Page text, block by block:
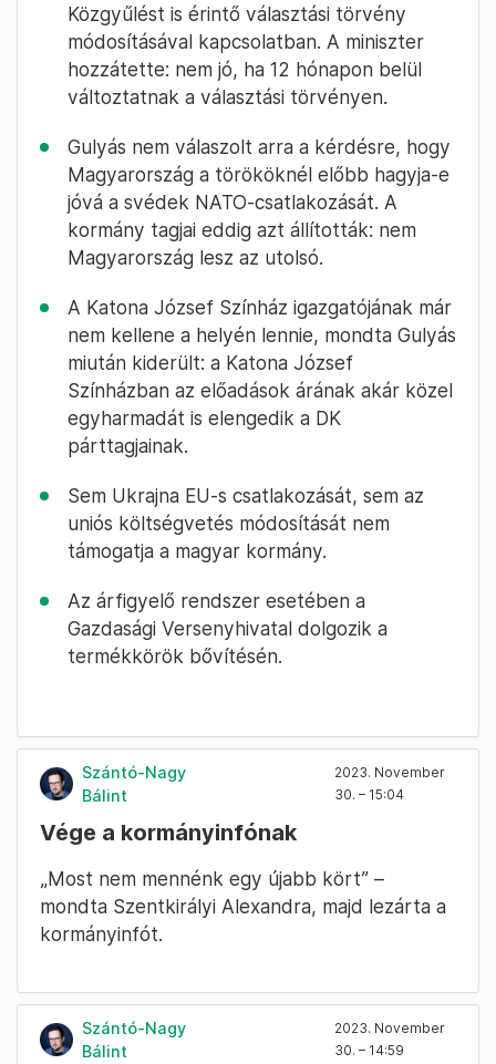
Közgyűlést is érintő választási törvény
módosításával kapcsolatban. A miniszter
hozzátette: nem jó, ha 12 hónapon belül
változtatnak a választási törvényen.
Gulyás nem válaszolt arra a kérdésre, hogy
Magyarország a törököknél előbb hagyja-e
jóvá a svédek NATO-csatlakozását. A
kormány tagjai eddig azt állították: nem
Magyarország lesz az utolsó.
A Katona József Színház igazgatójának már
nem kellene a helyén lennie, mondta Gulyás
miután kiderült: a Katona József
Színházban az előadások árának akár közel
egyharmadát is elengedik a DK
párttagjainak.
Sem Ukrajna EU-s csatlakozását, sem az
uniós költségvetés módosítását nem
támogatja a magyar kormány.
Az árfigyelő rendszer esetében a
Gazdasági Versenyhivatal dolgozik a
termékkörök bővítésén.
Szántó-Nagy
Bálint
2023. November
30. – 15:04
Vége a kormányinfónak
„Most nem mennénk egy újabb kört” –
mondta Szentkirályi Alexandra, majd lezárta a
kormányinfót.
Szántó-Nagy
Bálint
2023. November
30. – 14:59